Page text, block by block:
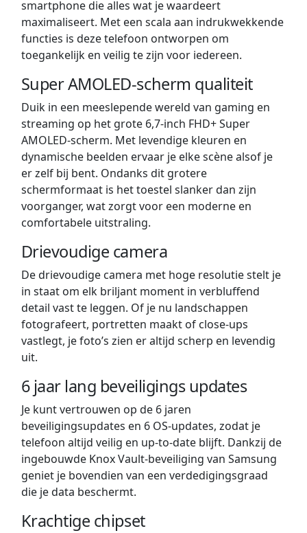
smartphone die alles wat je waardeert
maximaliseert. Met een scala aan indrukwekkende
functies is deze telefoon ontworpen om
toegankelijk en veilig te zijn voor iedereen.
Super AMOLED-scherm qualiteit
Duik in een meeslepende wereld van gaming en
streaming op het grote 6,7-inch FHD+ Super
AMOLED-scherm. Met levendige kleuren en
dynamische beelden ervaar je elke scène alsof je
er zelf bij bent. Ondanks dit grotere
schermformaat is het toestel slanker dan zijn
voorganger, wat zorgt voor een moderne en
comfortabele uitstraling.
Drievoudige camera
De drievoudige camera met hoge resolutie stelt je
in staat om elk briljant moment in verbluffend
detail vast te leggen. Of je nu landschappen
fotografeert, portretten maakt of close-ups
vastlegt, je foto’s zien er altijd scherp en levendig
uit.
6 jaar lang beveiligings updates
Je kunt vertrouwen op de 6 jaren
beveiligingsupdates en 6 OS-updates, zodat je
telefoon altijd veilig en up-to-date blijft. Dankzij de
ingebouwde Knox Vault-beveiliging van Samsung
geniet je bovendien van een verdedigingsgraad
die je data beschermt.
Krachtige chipset